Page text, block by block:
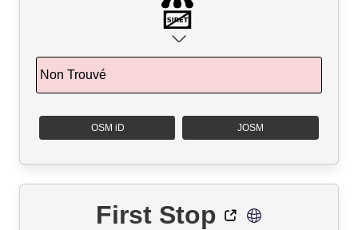
Non Trouvé
OSM iD JOSM
First Stop